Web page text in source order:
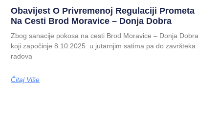
Obavijest O Privremenoj Regulaciji Prometa
Na Cesti Brod Moravice – Donja Dobra
Zbog sanacije pokosa na cesti Brod Moravice – Donja Dobra
koji započinje 8.10.2025. u jutarnjim satima pa do završteka
radova
Čitaj Više